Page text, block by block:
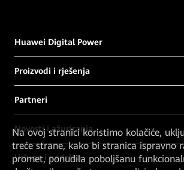
Huawei Digital Power
Proizvodi i rješenja
Partneri
Novosti i ažuriranja
Usluge i podrška
Na ovoj stranici koristimo kolačiće,
treće strane, kako bi stranica ispravno
promet, ponudila poboljšanu